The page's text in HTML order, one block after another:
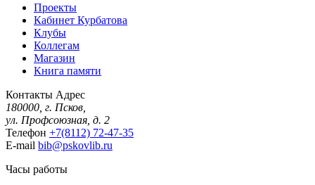
Проекты
Кабинет Курбатова
Клубы
Коллегам
Магазин
Книга памяти
Контакты Адрес
180000, г. Псков,
ул. Профсоюзная, д. 2
Телефон +7(8112) 72-47-35
E-mail bib@pskovlib.ru
Часы работы